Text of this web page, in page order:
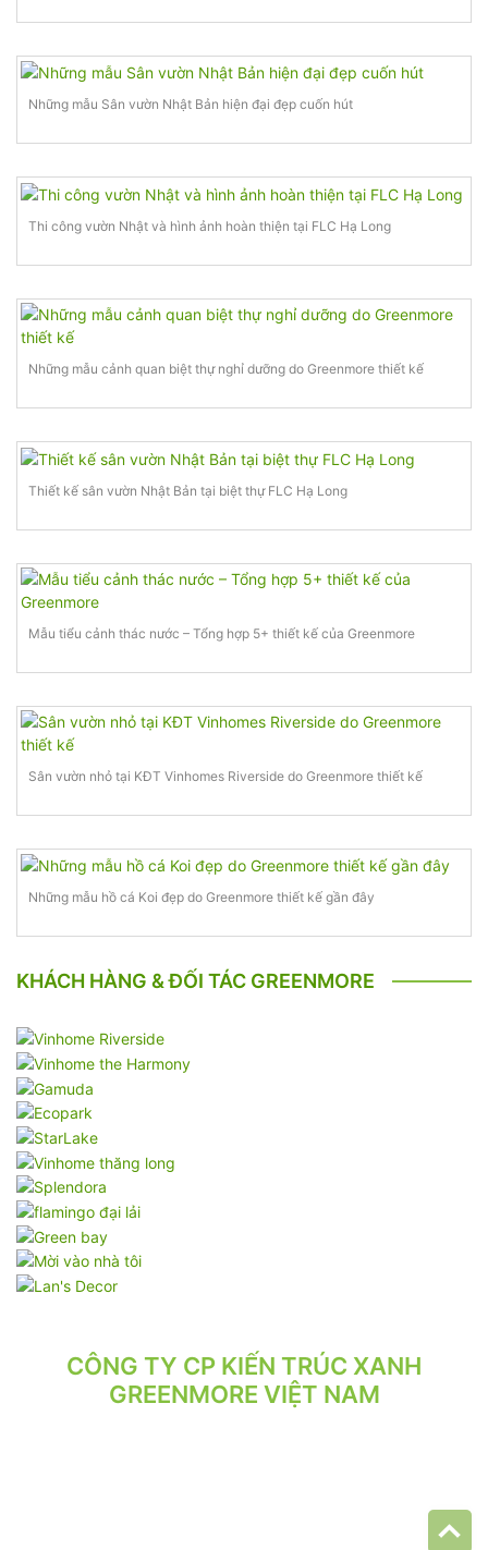
Những mẫu Sân vườn Nhật Bản hiện đại đẹp cuốn hút
Thi công vườn Nhật và hình ảnh hoàn thiện tại FLC Hạ Long
Những mẫu cảnh quan biệt thự nghỉ dưỡng do Greenmore thiết kế
Thiết kế sân vườn Nhật Bản tại biệt thự FLC Hạ Long
Mẫu tiểu cảnh thác nước – Tổng hợp 5+ thiết kế của Greenmore
Sân vườn nhỏ tại KĐT Vinhomes Riverside do Greenmore thiết kế
Những mẫu hồ cá Koi đẹp do Greenmore thiết kế gần đây
KHÁCH HÀNG & ĐỐI TÁC GREENMORE
CÔNG TY CP KIẾN TRÚC XANH
GREENMORE VIỆT NAM